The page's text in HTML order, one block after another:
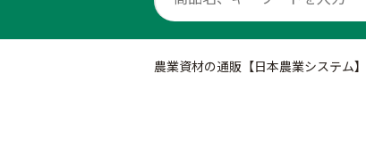
農業資材の通販【日本農業システム】